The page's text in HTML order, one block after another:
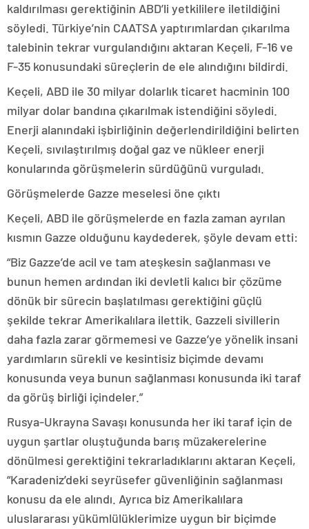
kaldırılması gerektiğinin ABD’li yetkililere iletildiğini
söyledi. Türkiye’nin CAATSA yaptırımlardan çıkarılma
talebinin tekrar vurgulandığını aktaran Keçeli, F-16 ve
F-35 konusundaki süreçlerin de ele alındığını bildirdi.
Keçeli, ABD ile 30 milyar dolarlık ticaret hacminin 100
milyar dolar bandına çıkarılmak istendiğini söyledi.
Enerji alanındaki işbirliğinin değerlendirildiğini belirten
Keçeli, sıvılaştırılmış doğal gaz ve nükleer enerji
konularında görüşmelerin sürdüğünü vurguladı.
Görüşmelerde Gazze meselesi öne çıktı
Keçeli, ABD ile görüşmelerde en fazla zaman ayrılan
kısmın Gazze olduğunu kaydederek, şöyle devam etti:
“Biz Gazze’de acil ve tam ateşkesin sağlanması ve
bunun hemen ardından iki devletli kalıcı bir çözüme
dönük bir sürecin başlatılması gerektiğini güçlü
şekilde tekrar Amerikalılara ilettik. Gazzeli sivillerin
daha fazla zarar görmemesi ve Gazze’ye yönelik insani
yardımların sürekli ve kesintisiz biçimde devamı
konusunda veya bunun sağlanması konusunda iki taraf
da görüş birliği içindeler.”
Rusya-Ukrayna Savaşı konusunda her iki taraf için de
uygun şartlar oluştuğunda barış müzakerelerine
dönülmesi gerektiğini tekrarladıklarını aktaran Keçeli,
“Karadeniz’deki seyrüsefer güvenliğinin sağlanması
konusu da ele alındı. Ayrıca biz Amerikalılara
uluslararası yükümlülüklerimize uygun bir biçimde